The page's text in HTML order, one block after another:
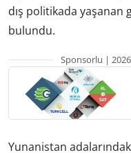
dış politikada yaşanan
bulundu.
Sponsorlu |
Yunanistan